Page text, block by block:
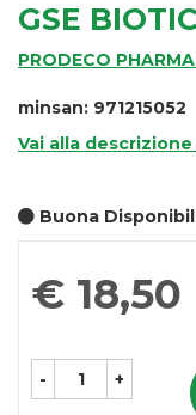
GSE
PRODECO
minsan: 971215052
Vai alla
Buona
Prezzo
€ 18,50
- +